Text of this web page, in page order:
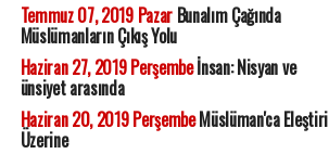
Temmuz 07, 2019 PazarBunalım Çağında
Müslümanların Çıkış Yolu
Haziran 27, 2019 Perşembeİnsan: Nisyan ve
ünsiyet arasında
Haziran 20, 2019 PerşembeMüslüman'ca Eleştiri
Üzerine